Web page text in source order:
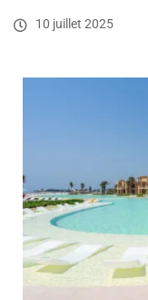
10 juillet 2025